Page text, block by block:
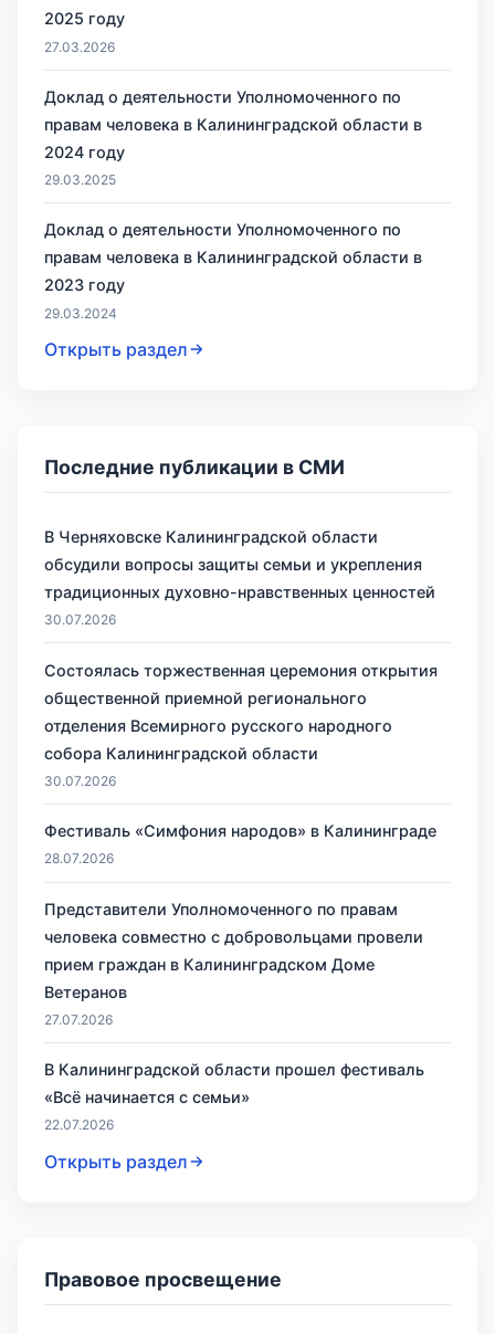
2025 году
27.03.2026
Доклад о деятельности Уполномоченного по
правам человека в Калининградской области в
2024 году
29.03.2025
Доклад о деятельности Уполномоченного по
правам человека в Калининградской области в
2023 году
29.03.2024
Открыть раздел
Последние публикации в СМИ
В Черняховске Калининградской области
обсудили вопросы защиты семьи и укрепления
традиционных духовно-нравственных ценностей
30.07.2026
Состоялась торжественная церемония открытия
общественной приемной регионального
отделения Всемирного русского народного
собора Калининградской области
30.07.2026
Фестиваль «Симфония народов» в Калининграде
28.07.2026
Представители Уполномоченного по правам
человека совместно с добровольцами провели
прием граждан в Калининградском Доме
Ветеранов
27.07.2026
В Калининградской области прошел фестиваль
«Всё начинается с семьи»
22.07.2026
Открыть раздел
Правовое просвещение